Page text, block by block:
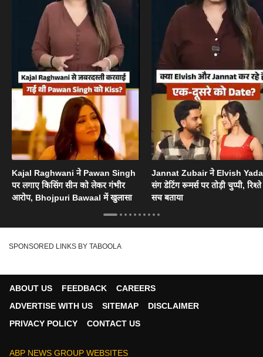
Kajal Raghwani ने Pawan Singh
पर लगाए किसिंग सीन को लेकर गंभीर
आरोप, Bhojpuri Bawaal में खुलासा
Jannat Zubair ने Elvish
संग डेटिंग रूमर्स पर तोड़ी चुप्पी,
सच बताया
SPONSORED LINKS BY TABOOLA
ABOUT US FEEDBACK
CAREERS
ADVERTISE WITH US
SITEMAP
DISCLAIMER
PRIVACY POLICY
CONTACT US
ABP NEWS GROUP WEBSITES